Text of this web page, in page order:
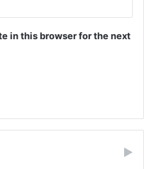
in this browser for the next